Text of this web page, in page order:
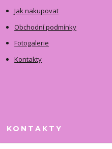
Jak nakupovat
Obchodní podmínky
Fotogalerie
Kontakty
KONTAKTY